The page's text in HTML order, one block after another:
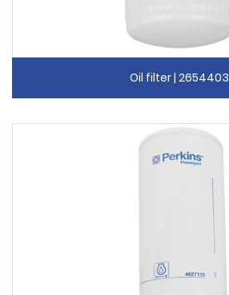
Oil filter | 2654403